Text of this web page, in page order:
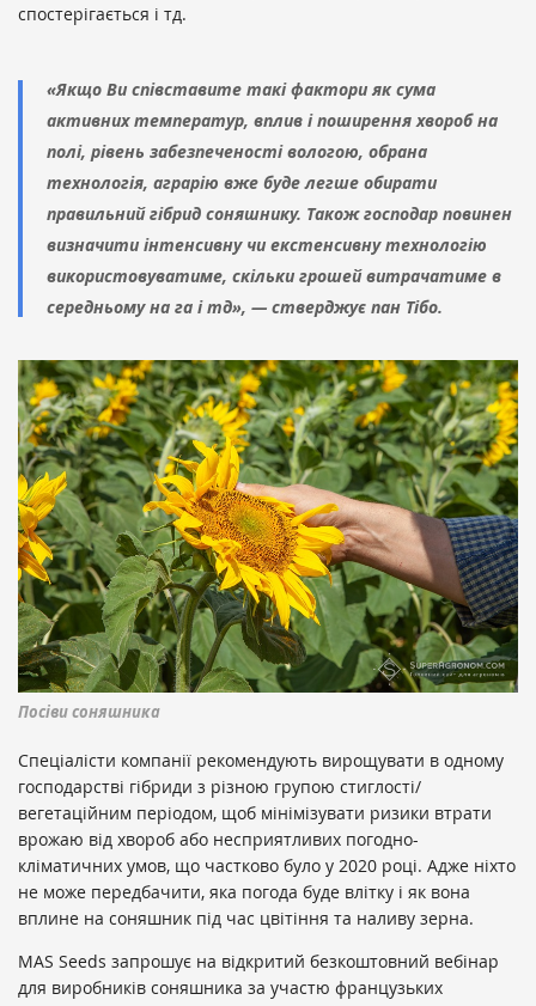
спостерігається і тд.
«Якщо Ви співставите такі фактори як сума
активних температур, вплив і поширення хвороб на
полі, рівень забезпеченості вологою, обрана
технологія, аграрію вже буде легше обирати
правильний гібрид соняшнику. Також господар повинен
визначити інтенсивну чи екстенсивну технологію
використовуватиме, скільки грошей витрачатиме в
середньому на га і тд», — стверджує пан Тібо.
Посіви соняшника
Спеціалісти компанії рекомендують вирощувати в одному
господарстві гібриди з різною групою стиглості/
вегетаційним періодом, щоб мінімізувати ризики втрати
врожаю від хвороб або несприятливих погодно-
кліматичних умов, що частково було у 2020 році. Адже ніхто
не може передбачити, яка погода буде влітку і як вона
вплине на соняшник під час цвітіння та наливу зерна.
MAS Seeds запрошує на відкритий безкоштовний вебінар
для виробників соняшника за участю французьких